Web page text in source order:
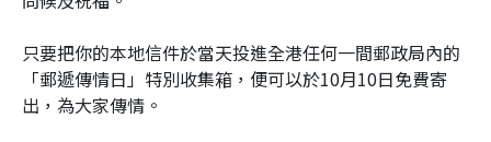
只要把你的本地信件於當天投進全港任何一間郵政局內的
「郵遞傳情日」特別收集箱，便可以於10月10日免費寄
出，為大家傳情。